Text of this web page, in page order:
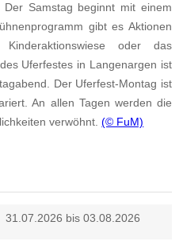
Samstag beginnt mit einem
gibt es Aktionen
oder das
Uferfestes in Langenargen ist
Der Uferfest-Montag ist
An allen Tagen werden die
verwöhnt.(© FuM)
31.07.2026 bis 03.08.2026